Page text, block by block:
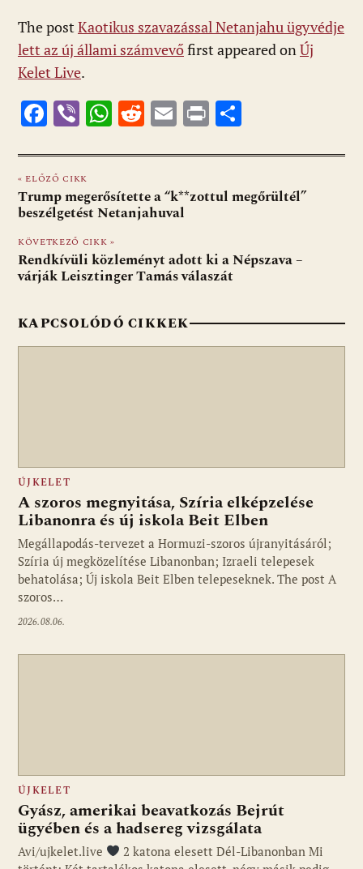
The post Kaotikus szavazással Netanjahu ügyvédje
lett az új állami számvevőfirst appeared onÚj
Kelet Live.
F
e
b
o
o
k
Vi
er
W
at
s
A
p
p
R
d
di
t
E
ai
l
Pr
t za
m
« ELŐZŐ CIKK
Trump megerősítette a “k**zottul megőrültél”
beszélgetést Netanjahuval
KÖVETKEZŐ CIKK »
Rendkívüli közleményt adott ki a Népszava –
várják Leisztinger Tamás válaszát
KAPCSOLÓDÓ CIKKEK
ÚJKELET
A szoros megnyitása, Szíria elképzelése
Libanonra és új iskola Beit Elben
Megállapodás-tervezet a Hormuzi-szoros újranyitásáról;
Szíria új megközelítése Libanonban; Izraeli telepesek
behatolása; Új iskola Beit Elben telepeseknek. The post A
szoros…
2026.08.06.
ÚJKELET
Gyász, amerikai beavatkozás Bejrút
ügyében és a hadsereg vizsgálata
Avi/ujkelet.live
2 katona elesett Dél-Libanonban Mi